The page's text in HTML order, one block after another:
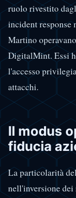
ruolo rivestito
incident response
Martino
DigitalMint. Essi
l'accesso
attacchi.
Il modus
fiducia
La particolarità
nell'inversione